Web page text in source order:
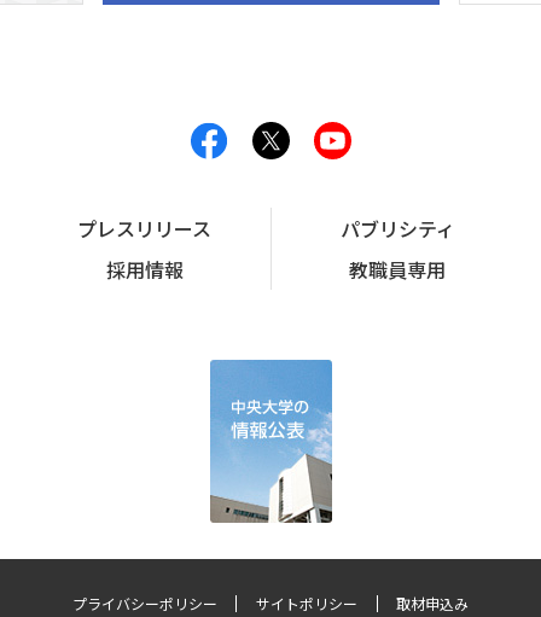
プレスリリース
パブリシティ
採用情報
教職員専用
プライバシーポリシー サイトポリシー 取材申込み